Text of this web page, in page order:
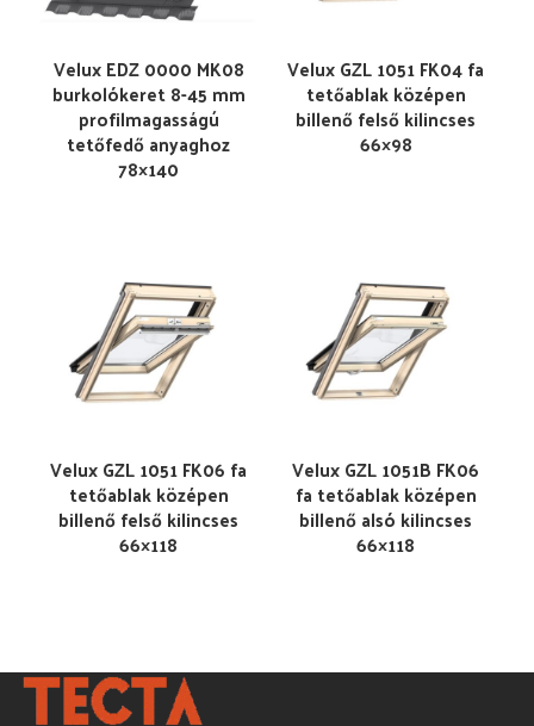
Velux EDZ 0000 MK08
burkolókeret 8-45 mm
profilmagasságú
tetőfedő anyaghoz
78×140
Velux GZL 1051 FK04 fa
tetőablak középen
billenő felső kilincses
66×98
Velux GZL 1051 FK06 fa
tetőablak középen
billenő felső kilincses
66×118
Velux GZL 1051B FK06
fa tetőablak középen
billenő alsó kilincses
66×118